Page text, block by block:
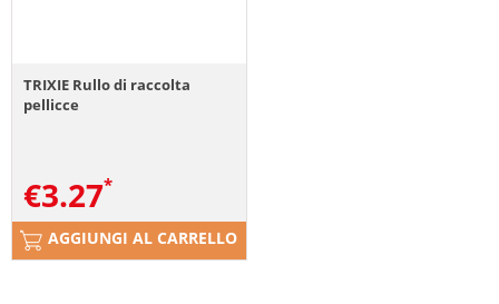
TRIXIE Rullo di raccolta
pellicce
€3.27
AGGIUNGI AL CARRELLO